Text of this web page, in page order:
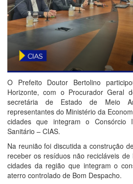
O Prefeito Doutor Bertolino
Horizonte, com o Procurador Geral
secretária de Estado de Meio
representantes do Ministério da
cidades que integram o Consórcio
Sanitário – CIAS.
Na reunião foi discutida a construção
receber os resíduos não recicláveis
cidades da região que integram o
aterro controlado de Bom Despacho.